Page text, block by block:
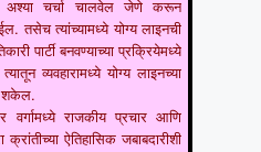
अश्या चर्चा चालवेल जेणे करून
तसेच त्यांच्यामध्ये योग्य लाइनची
पार्टी बनवण्याच्या प्रक्रियेमध्ये
व्यवहारामध्ये योग्य लाइनच्या
शकेल.
वर्गामध्ये राजकीय प्रचार आणि
क्रांतीच्या ऐतिहासिक जबाबदारीशी